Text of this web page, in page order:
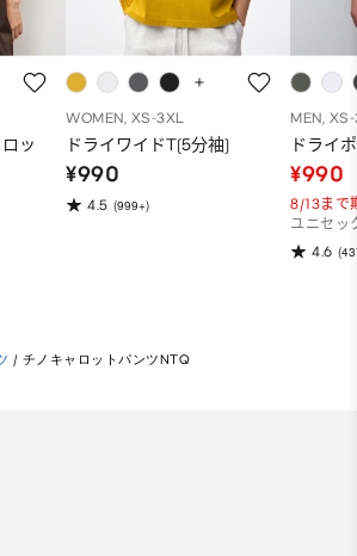
ッ
WOMEN, XS-3XL
ドライワイドT(5分袖)
¥990
4.5 (999+)
MEN,
ドライ
¥990
8/13まで
ユニセッ
4.6
/ チノキャロットパンツNTQ